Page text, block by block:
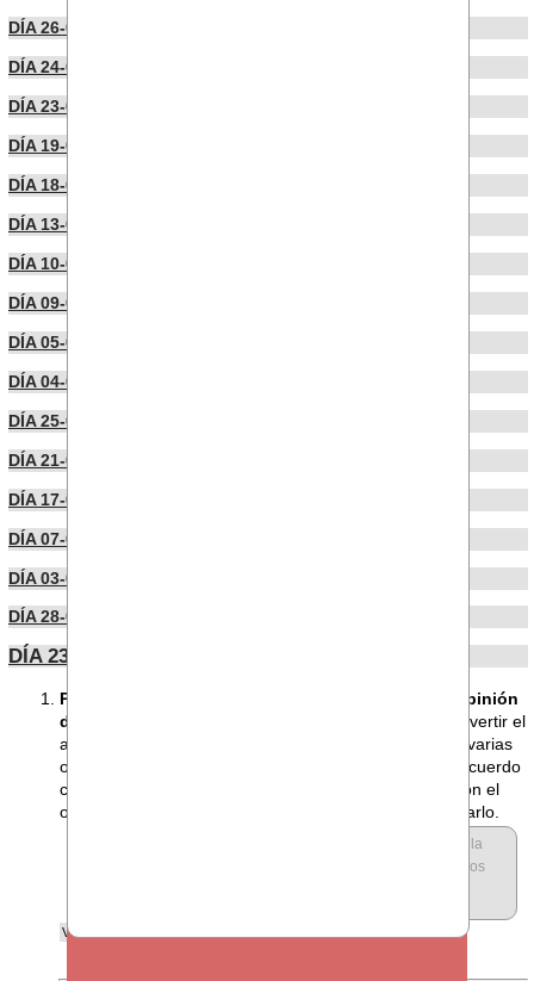
DÍA 26-05-2022
DÍA 24-05-2022
DÍA 23-05-2022
DÍA 19-05-2022
DÍA 18-05-2022
DÍA 13-05-2022
DÍA 10-05-2022
DÍA 09-05-2022
DÍA 05-04-2022
DÍA 04-04-2022
DÍA 25-03-2022
DÍA 21-03-2022
DÍA 17-03-2022
DÍA 07-03-2022
DÍA 03-03-2022
DÍA 28-02-2022
DÍA 23-02-2022
PRINCIPALES EJES DE LA REFORMA LABORAL (opinión
de Neuromancer)
En ningún momento se habló de revertir el
abaratamiento del despido, Yolanda Diaz lo repitió en varias
ocasiones que no se iba a modificar, por otro lado el acuerdo
con el PSOE precisamente blindaba esto y lo explicaron el
otro día, es decir, fue el PSOE el que no quiso modificarlo.
No veo por ninguna parte en la
nueva reforma laborar que revoquen el abaratamiento de los